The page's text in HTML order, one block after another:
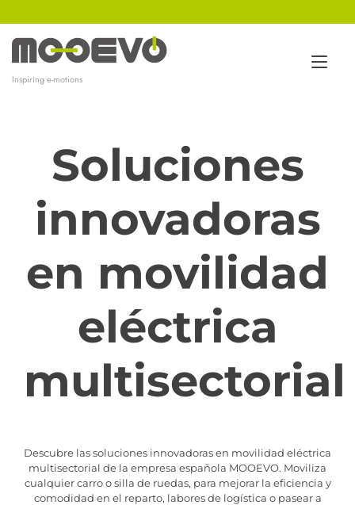
al
contenido
Inspiring e-motions
Soluciones
innovadoras
en movilidad
eléctrica
multisectorial
Descubre las soluciones innovadoras en movilidad eléctrica
multisectorial de la empresa española MOOEVO. Moviliza
cualquier carro o silla de ruedas, para mejorar la eficiencia y
comodidad en el reparto, labores de logística o pasear a